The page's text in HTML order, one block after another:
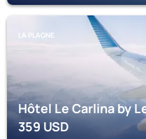
LA PLAGNE
Hôtel Le Carlina by
359USD